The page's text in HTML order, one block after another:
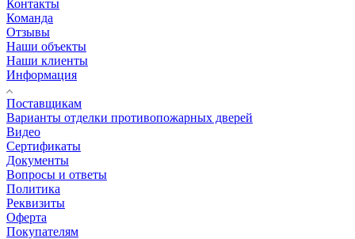
Контакты
Команда
Отзывы
Наши объекты
Наши клиенты
Информация
Поставщикам
Варианты отделки противопожарных дверей
Видео
Сертификаты
Документы
Вопросы и ответы
Политика
Реквизиты
Оферта
Покупателям